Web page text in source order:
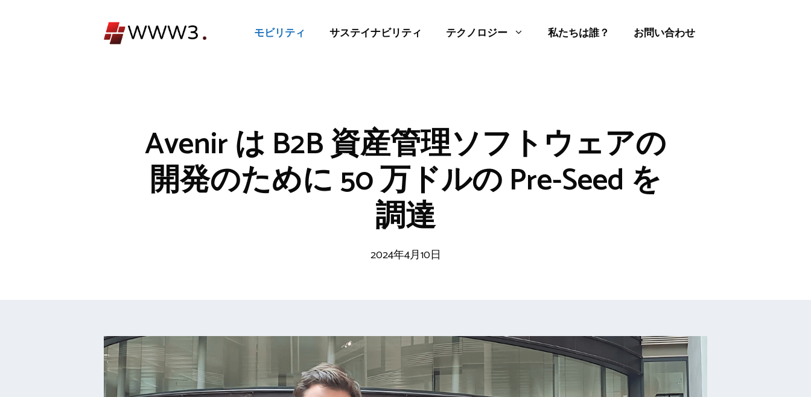
モビリティ サステイナビリティ テクノロジー 私たちは誰？ お問い合わせ
Avenir は B2B 資産管理ソフトウェアの
開発のために 50 万ドルの Pre-Seed を
調達
2024年4月10日